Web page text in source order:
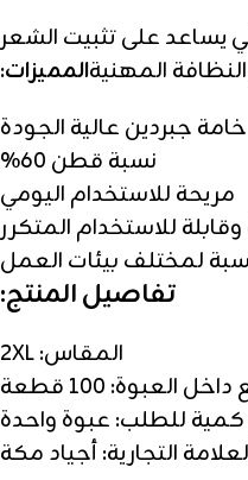
يساعد على تثبيت الشعر
المهنيةالمميزات:
خامة جبردين عالية الجودة
نسبة قطن 60%
مريحة للاستخدام اليومي
للاستخدام المتكرر
لمختلف بيئات العمل
تفاصيل المنتج:
المقاس: 2XL
العبوة: 100 قطعة
للطلب: عبوة واحدة
التجارية: أجياد مكة